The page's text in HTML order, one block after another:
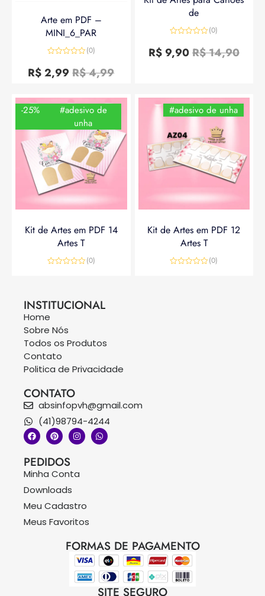
Arte em PDF –
MINI_6_PAR
0
de
(0)
R$4,99
R$2,99
de
0
de
(0)
R$14,90
R$9,90
-25%
#adesivo de
unha
Kit de Artes em PDF 14
Artes T
(0)
#adesivo de unha
Kit de Artes em PDF 12
Artes T
(0)
INSTITUCIONAL
Home
Sobre Nós
Todos os Produtos
Contato
Politica de Privacidade
CONTATO
absinfopvh@gmail.com
(41)98794-4244
PEDIDOS
Minha Conta
Downloads
Meu Cadastro
Meus Favoritos
FORMAS DE PAGAMENTO
SITE SEGURO